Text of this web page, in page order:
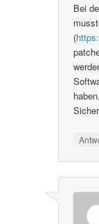
Bei
(